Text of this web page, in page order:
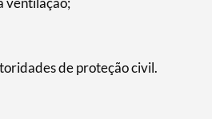
de proteção civil.